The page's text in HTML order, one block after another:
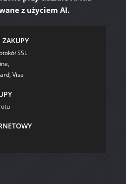
z użyciem AI.
ZAKUPY
SSL
Visa